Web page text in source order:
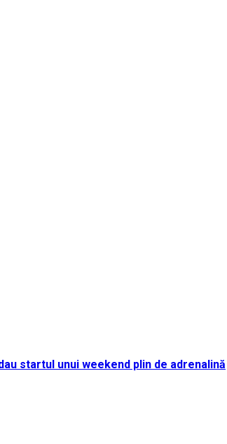
startul unui weekend plin de adrenalină